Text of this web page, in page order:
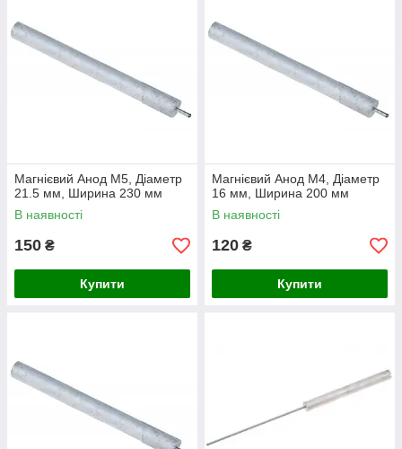
Магнієвий Анод M5, Діаметр
21.5 мм, Ширина 230 мм
В наявності
150 ₴
Купити
Магнієвий Анод M4, Діаметр
16 мм, Ширина 200 мм
В наявності
120 ₴
Купити